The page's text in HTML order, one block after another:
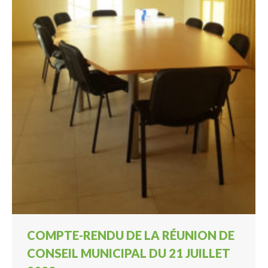
COMPTE-RENDU DE LA RÉUNION DE
CONSEIL MUNICIPAL DU 21 JUILLET